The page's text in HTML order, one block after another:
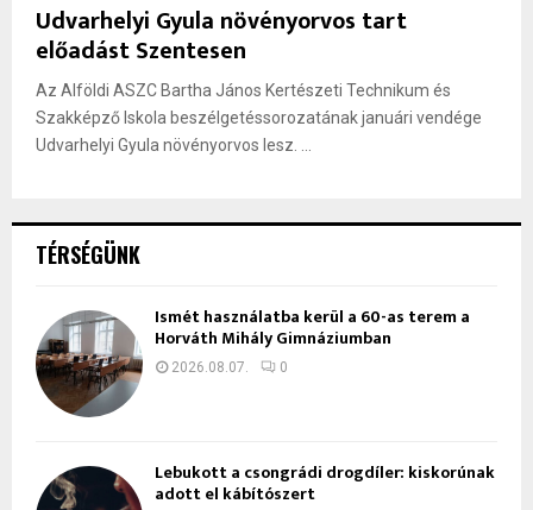
Udvarhelyi Gyula növényorvos tart
előadást Szentesen
Az Alföldi ASZC Bartha János Kertészeti Technikum és
Szakképző Iskola beszélgetéssorozatának januári vendége
Udvarhelyi Gyula növényorvos lesz. ...
TÉRSÉGÜNK
Ismét használatba kerül a 60-as terem a
Horváth Mihály Gimnáziumban
2026.08.07. 0
Lebukott a csongrádi drogdíler: kiskorúnak
adott el kábítószert